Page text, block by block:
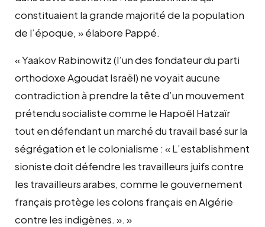
constituaient la grande majorité de la population
de l’époque, » élabore Pappé.
« Yaakov Rabinowitz (l’un des fondateur du parti
orthodoxe Agoudat Israël) ne voyait aucune
contradiction à prendre la tête d’un mouvement
prétendu socialiste comme le Hapoël Hatzaïr
tout en défendant un marché du travail basé sur la
ségrégation et le colonialisme : « L’establishment
sioniste doit défendre les travailleurs juifs contre
les travailleurs arabes, comme le gouvernement
français protège les colons français en Algérie
contre les indigènes. ». »